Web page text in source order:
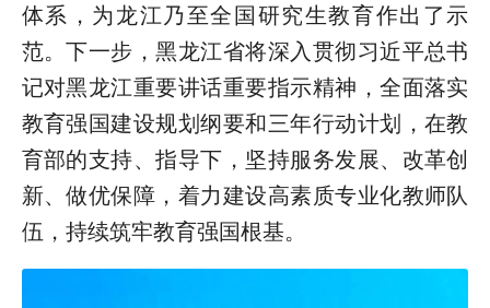
体系，为龙江乃至全国研究生教育作出了示
范。下一步，黑龙江省将深入贯彻习近平总书
记对黑龙江重要讲话重要指示精神，全面落实
教育强国建设规划纲要和三年行动计划，在教
育部的支持、指导下，坚持服务发展、改革创
新、做优保障，着力建设高素质专业化教师队
伍，持续筑牢教育强国根基。